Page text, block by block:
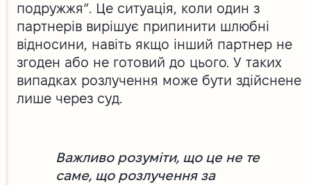
подружжя”. Це ситуація, коли один з
партнерів вирішує припинити шлюбні
відносини, навіть якщо інший партнер не
згоден або не готовий до цього. У таких
випадках розлучення може бути здійснене
лише через суд.
Важливо розуміти, що це не те
саме, що розлучення за